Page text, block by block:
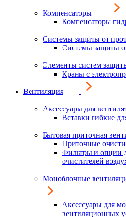
Компенсаторы
Компенсаторы
Системы защиты от
Системы защиты
Элементы систем
Краны с
Вентиляция
Аксессуары для
Вставки гибкие
Бытовая приточная
Приточные
Фильтры и опции
очистителей
Моноблочные
Аксессуары для
вентиляционных